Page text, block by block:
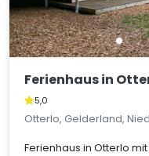
Ferienhaus in
5,0
Otterlo, Gelderland,
Ferienhaus in Otterlo